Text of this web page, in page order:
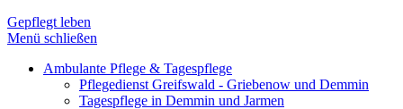
Gepflegt leben
Menü schließen
Ambulante Pflege & Tagespflege
Pflegedienst Greifswald - Griebenow und Demmin
Tagespflege in Demmin und Jarmen